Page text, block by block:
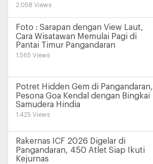
2.058 Views
Foto : Sarapan dengan View Laut,
Cara Wisatawan Memulai Pagi di
Pantai Timur Pangandaran
1.565 Views
Potret Hidden Gem di Pangandaran,
Pesona Goa Kendal dengan Bingkai
Samudera Hindia
1.425 Views
Rakernas ICF 2026 Digelar di
Pangandaran, 450 Atlet Siap Ikuti
Kejurnas